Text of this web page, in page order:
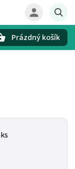
Prázdný košík